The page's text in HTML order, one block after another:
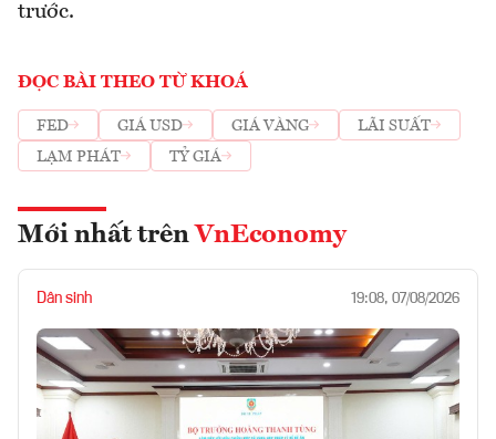
trước.
ĐỌC BÀI THEO TỪ KHOÁ
FED GIÁ USD GIÁ VÀNG
LÃI SUẤT
LẠM PHÁT
TỶ GIÁ
Mới nhất trên VnEconomy
Dân sinh 19:08, 07/08/2026